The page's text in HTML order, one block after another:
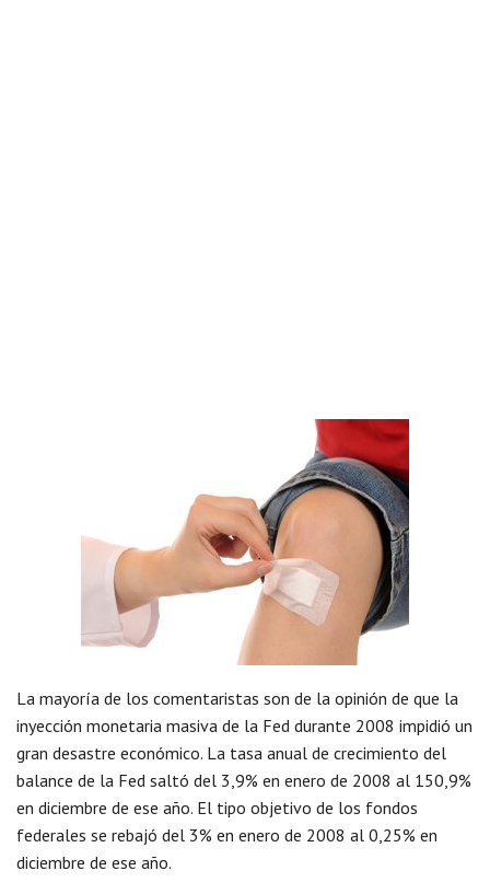
La mayoría de los comentaristas son de la opinión de que la
inyección monetaria masiva de la Fed durante 2008 impidió un
gran desastre económico. La tasa anual de crecimiento del
balance de la Fed saltó del 3,9% en enero de 2008 al 150,9%
en diciembre de ese año. El tipo objetivo de los fondos
federales se rebajó del 3% en enero de 2008 al 0,25% en
diciembre de ese año.